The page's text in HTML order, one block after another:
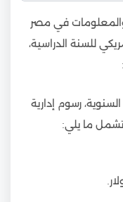
والمعلومات في مصر
دولار و6500 دولار أمريكي للسنة الدراسية،
رسوم إدارية
تشمل ما يلي: